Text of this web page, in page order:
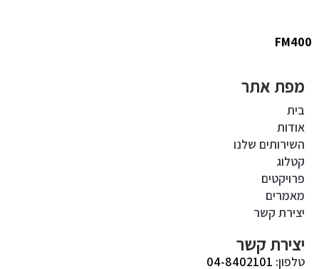
FM400
מפת אתר
בית
אודות
השירותים שלנו
קטלוג
פרויקטים
מאמרים
יצירת קשר
יצירת קשר
טלפון: 04-8402101